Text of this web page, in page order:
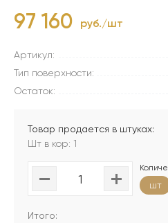
97 160 руб./шт
Артикул:
Тип поверхности:
Остаток:
Товар продается в штуках:
Шт в кор: 1
шт
Итого: